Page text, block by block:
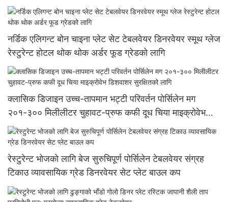
डिजाइन
नर्डिक एलिगन्ट बोन चाइना प्लेट सेट टेबलवेयर डिनरवेयर स्मूथ ग्लेज
रेस्टुरेन्ट होटल थोक थोक अर्डर फूड ग्रेडको लागि
क्लासिक डिजाइन उच्च-तापमान भट्टी परिवर्तन पोर्सिलेन मग
२०१-३०० मिलीलीटर चुहावट-प्रुफ कफी दूध चिया माइक्रोवेभ
डिशवाशर सुरक्षितको लागि
रेस्टुरेन्ट भोजको लागि बेज सुरुचिपूर्ण पोर्सिलेन टेबलवेयर संग्रह
टिकाउ व्यावसायिक ग्रेड डिनरवेयर सेट प्लेट बाउल कप